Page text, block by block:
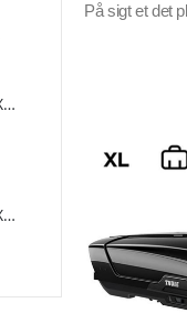
På sigt et det
Thule Motion XT XL
Thule Motion XT XXL